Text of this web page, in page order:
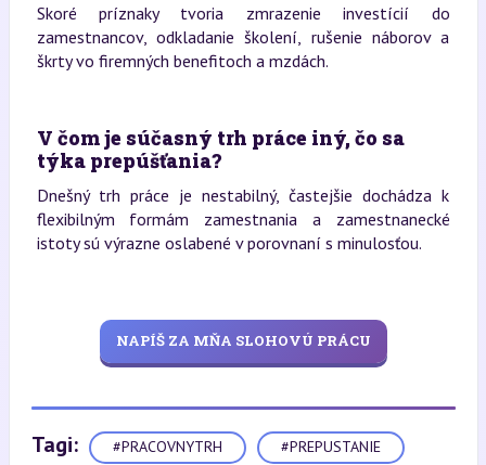
Skoré príznaky tvoria zmrazenie investícií do
zamestnancov, odkladanie školení, rušenie náborov a
škrty vo firemných benefitoch a mzdách.
V čom je súčasný trh práce iný, čo sa
týka prepúšťania?
Dnešný trh práce je nestabilný, častejšie dochádza k
flexibilným formám zamestnania a zamestnanecké
istoty sú výrazne oslabené v porovnaní s minulosťou.
NAPÍŠ ZA MŇA SLOHOVÚ PRÁCU
Tagi: #PRACOVNYTRH #PREPUSTANIE